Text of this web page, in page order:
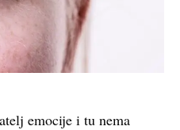
emocije i tu nema